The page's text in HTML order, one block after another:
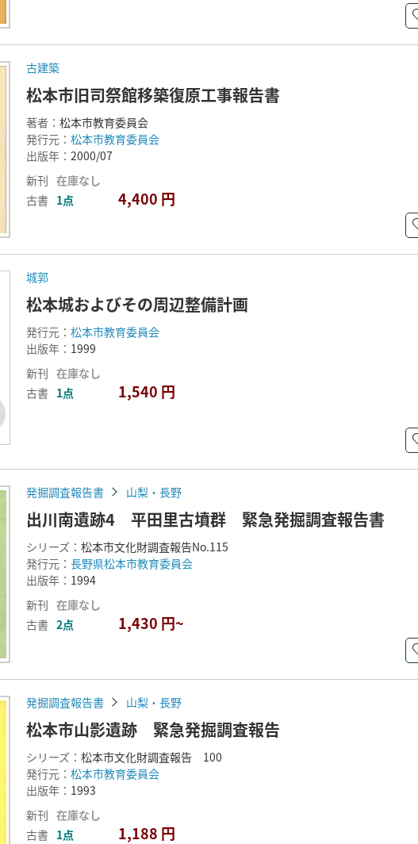
古建築
松本市旧司祭館移築復原工事報告書
著者： 松本市教育委員会
発行元： 松本市教育委員会
出版年： 2000/07
新刊 在庫なし
古書 1点 4,400 円
城郭
松本城およびその周辺整備計画
発行元： 松本市教育委員会
出版年： 1999
新刊 在庫なし
古書 1点 1,540 円
発掘調査報告書 山梨・長野
出川南遺跡4 平田里古墳群 緊急発掘調査報告書
シリーズ： 松本市文化財調査報告No.115
発行元： 長野県松本市教育委員会
出版年： 1994
新刊 在庫なし
古書 2点 1,430 円~
発掘調査報告書 山梨・長野
松本市山影遺跡 緊急発掘調査報告
シリーズ： 松本市文化財調査報告 100
発行元： 松本市教育委員会
出版年： 1993
新刊 在庫なし
古書 1点 1,188 円